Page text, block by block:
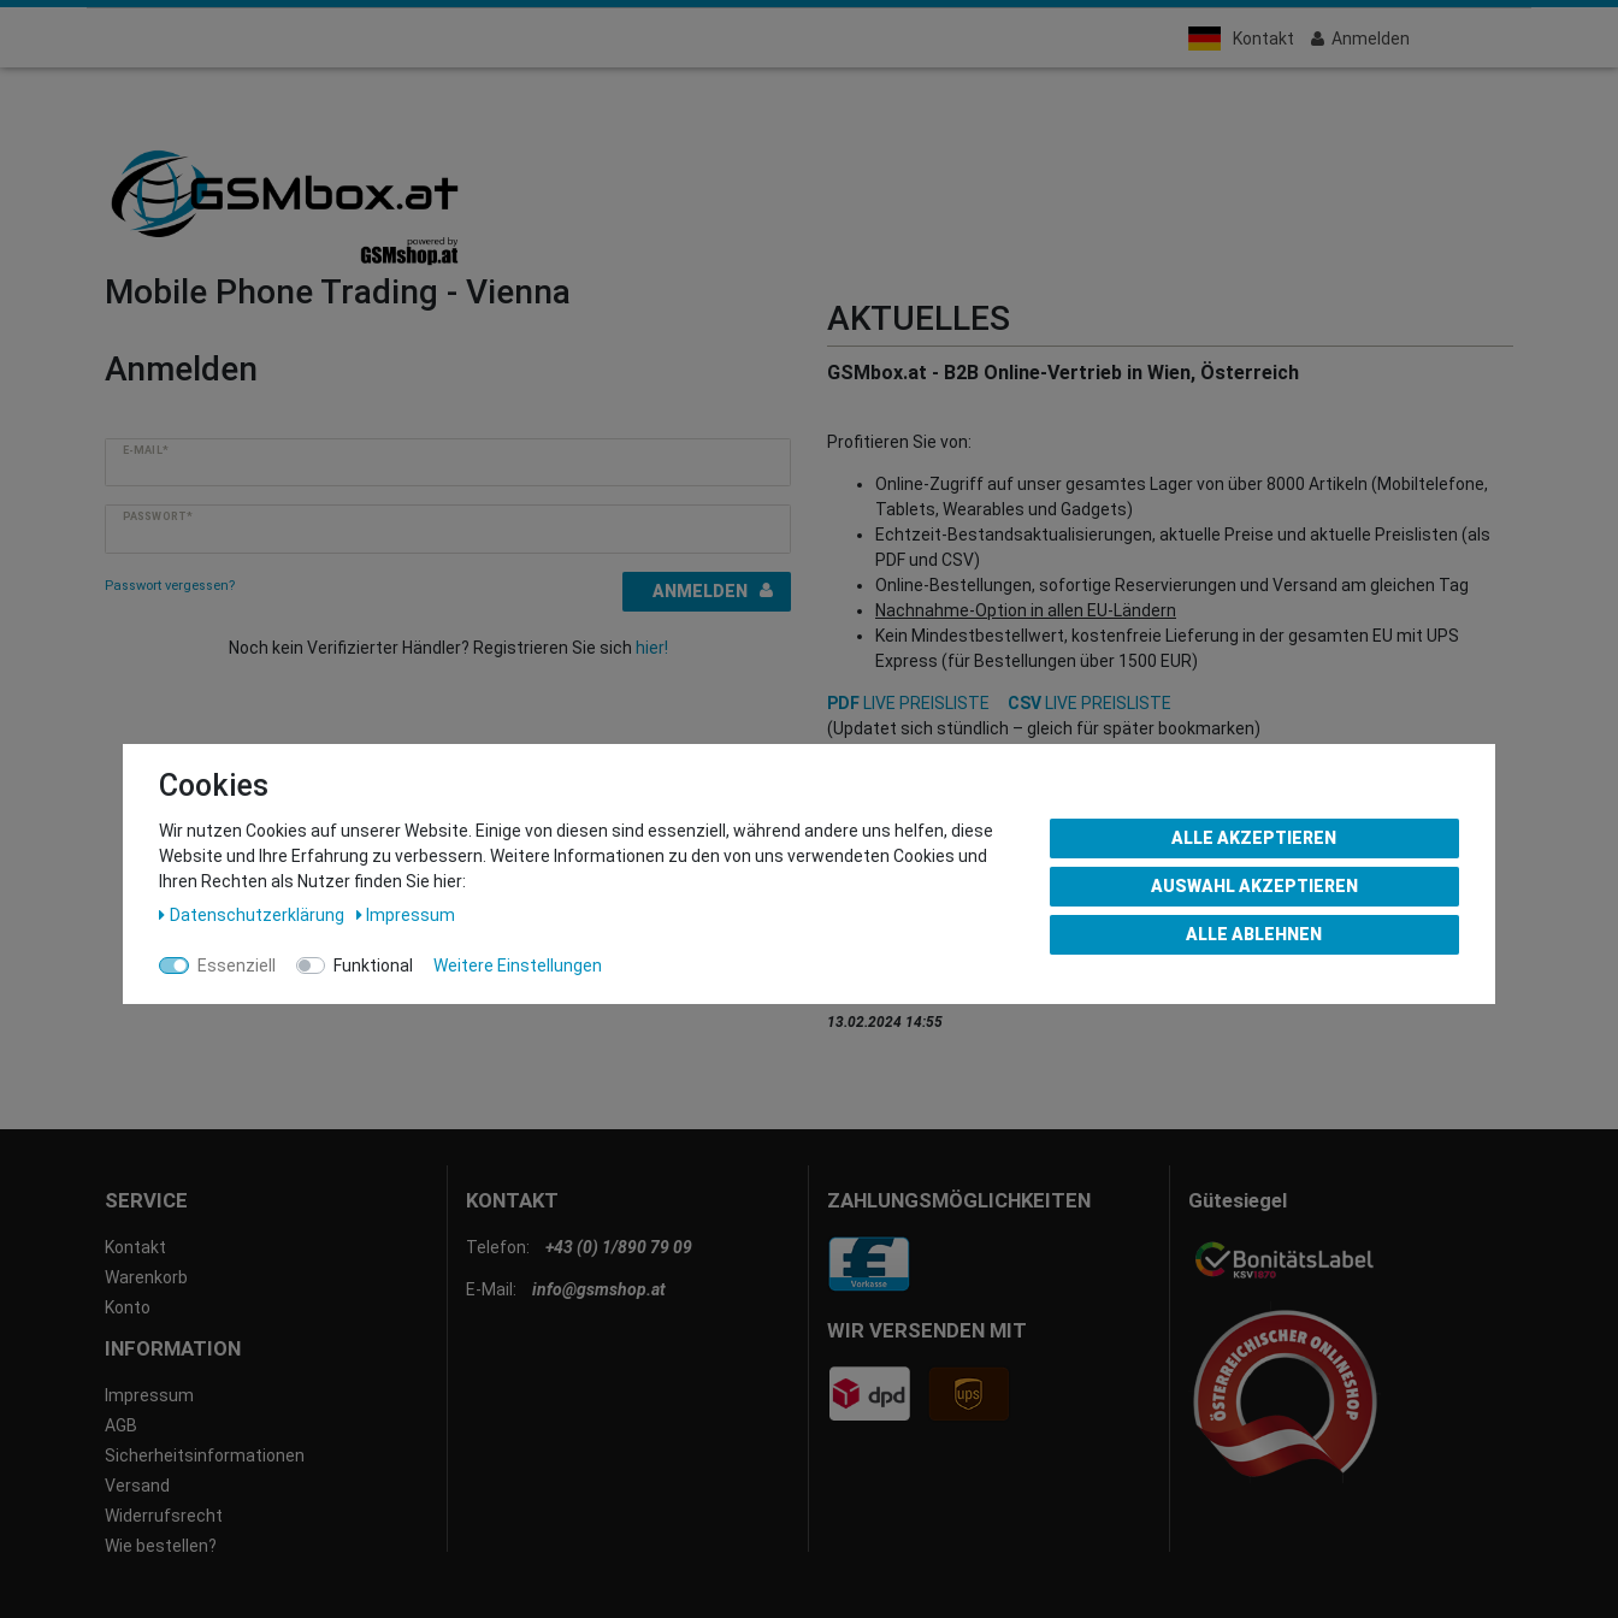
Kontakt Anmelden
Mobile Phone Trading - Vienna
Anmelden
E-MAIL*
PASSWORT*
Passwort vergessen? ANMELDEN
Noch kein Verifizierter Händler? Registrieren Sie sich hier!
AKTUELLES
GSMbox.at - B2B Online-Vertrieb in Wien, Österreich
Profitieren Sie von:
Online-Zugriff auf unser gesamtes Lager von über 8000 Artikeln (Mobiltelefone,
Tablets, Wearables und Gadgets)
Echtzeit-Bestandsaktualisierungen, aktuelle Preise und aktuelle Preislisten (als
PDF und CSV)
Online-Bestellungen, sofortige Reservierungen und Versand am gleichen Tag
Nachnahme-Option in allen EU-Ländern
Kein Mindestbestellwert, kostenfreie Lieferung in der gesamten EU mit UPS
Express (für Bestellungen über 1500 EUR)
PDF LIVE PREISLISTE CSV
LIVE PREISLISTE
(Updatet sich stündlich – gleich für später bookmarken)
(Nur für Wiederverkäufer und B2B Kunden – gültige EU UID Nummer erforderlich!)
Kontaktieren Sie unser GSMshop Purchase Team
13.02.2024 14:55
SERVICE
Kontakt
Warenkorb
Konto
INFORMATION
Impressum
AGB
Sicherheitsinformationen
Versand
Widerrufsrecht
Wie bestellen?
KONTAKT
Telefon: +43 (0) 1/890 79 09
E-Mail: info@gsmshop.at
ZAHLUNGSMÖGLICHKEITEN
WIR VERSENDEN MIT
Gütesiegel
Cookies
Wir nutzen Cookies auf unserer Website. Einige von diesen sind essenziell, während andere uns helfen, diese
Website und Ihre Erfahrung zu verbessern. Weitere Informationen zu den von uns verwendeten Cookies und
Ihren Rechten als Nutzer finden Sie hier:
Daten­schutz­erklärung
Impressum
Essenziell Funktional Weitere Einstellungen
ALLE AKZEPTIEREN
AUSWAHL AKZEPTIEREN
ALLE ABLEHNEN